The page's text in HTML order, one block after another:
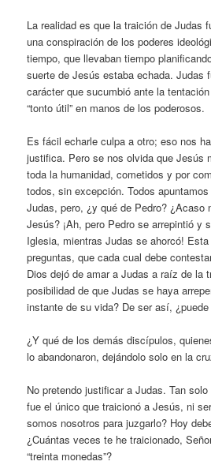
La realidad es que la traición de Judas
una conspiración de los poderes
tiempo, que llevaban tiempo
suerte de Jesús estaba echada. Judas
carácter que sucumbió ante la
“tonto útil” en manos de los poderosos.
Es fácil echarle culpa a otro; eso nos
justifica. Pero se nos olvida que Jesús
toda la humanidad, cometidos y por
todos, sin excepción. Todos
Judas, pero, ¿y qué de Pedro? ¿Acaso
Jesús? ¡Ah, pero Pedro se arrepintió y
Iglesia, mientras Judas se ahorcó!
preguntas, que cada cual debe
Dios dejó de amar a Judas a raíz de la
posibilidad de que Judas se haya
instante de su vida? De ser así,
¿Y qué de los demás discípulos,
lo abandonaron, dejándolo solo en la
No pretendo justificar a Judas. Tan
fue el único que traicionó a Jesús, ni
somos nosotros para juzgarlo? Hoy
¿Cuántas veces te he traicionado,
“treinta monedas”?